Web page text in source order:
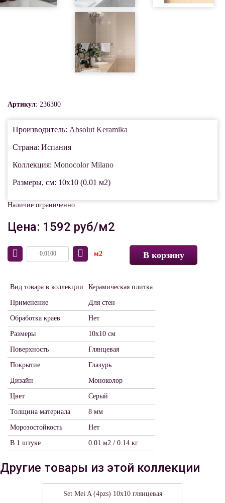
Артикул: 236300
Производитель: Absolut Keramika
Страна: Испания
Коллекция: Monocolor Milano
Размеры, см: 10x10 (0.01 м2)
Наличие ограниченно
Цена: 1592 руб/м2
м2 В корзину
Вид товара в коллекции Керамическая плитка
Применение Для стен
Обработка краев Нет
Размеры 10х10 см
Поверхность Глянцевая
Покрытие Глазурь
Дизайн Моноколор
Цвет Серый
Толщина материала 8 мм
Морозостойкость Нет
В 1 штуке 0.01 м2 / 0.14 кг
Другие товары из этой коллекции
Set Mei A (4pzs) 10x10 глянцевая